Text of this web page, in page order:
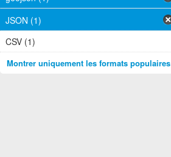
JSON (1)
CSV (1)
Montrer uniquement les formats populaires